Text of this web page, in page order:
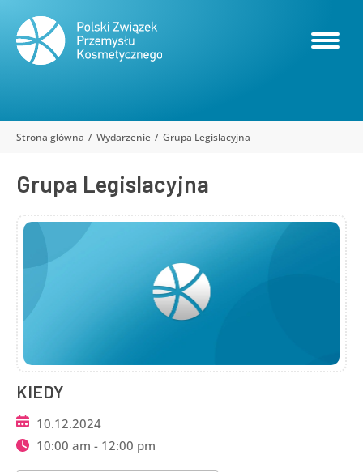
Jesteś tutaj:
Strona główna Wydarzenie Grupa Legislacyjna
Grupa Legislacyjna
KIEDY
10.12.2024
10:00 am - 12:00 pm